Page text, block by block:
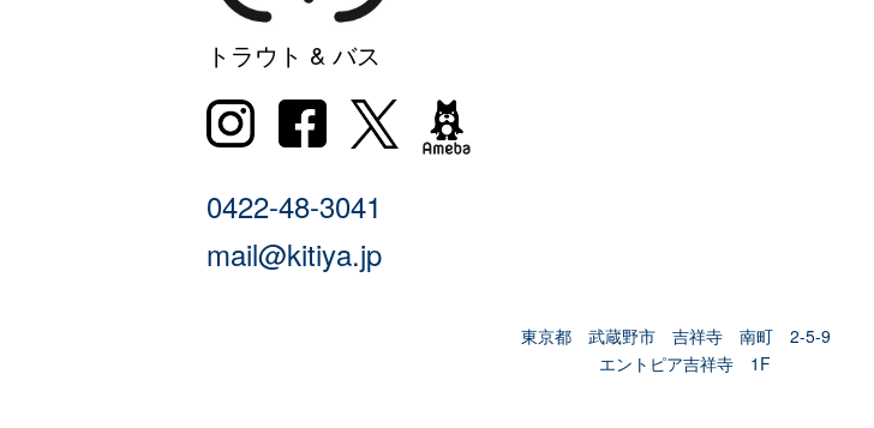
トラウト & バス
0422-48-3041
mail@kitiya.jp
東京都 武蔵野市 吉祥寺 南町 2-5-9
エントピア吉祥寺 1F